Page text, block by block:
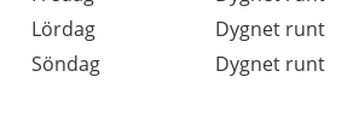
Lördag
Dygnet runt
Söndag
Dygnet runt